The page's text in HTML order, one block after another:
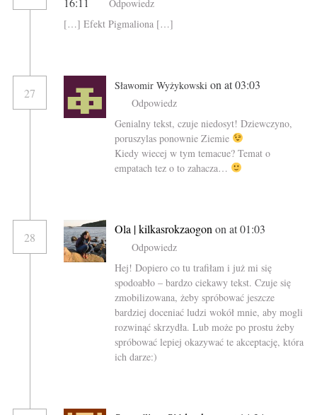
Odpowiedz
[…] Efekt Pigmaliona […]
27
Sławomir Wyżykowski on at 03:03
Odpowiedz
Genialny tekst, czuje niedosyt! Dziewczyno,
poruszylas ponownie Ziemie
Kiedy wiecej w tym temacue? Temat o
empatach tez o to zahacza…
28
Ola | kilkasrokzaogon on at 01:03
Odpowiedz
Hej! Dopiero co tu trafiłam i już mi się
spodoabło – bardzo ciekawy tekst. Czuje się
zmobilizowana, żeby spróbować jeszcze
bardziej doceniać ludzi wokół mnie, aby mogli
rozwinąć skrzydła. Lub może po prostu żeby
spróbować lepiej okazywać te akceptację, która
ich darze:)